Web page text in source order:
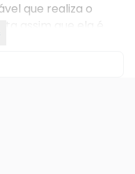
que realiza o
assim que ela é